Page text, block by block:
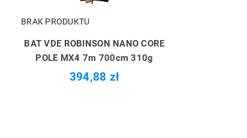
BRAK PRODUKTU
BAT VDE ROBINSON NANO CORE
POLE MX4 7m 700cm 310g
394,88 zł